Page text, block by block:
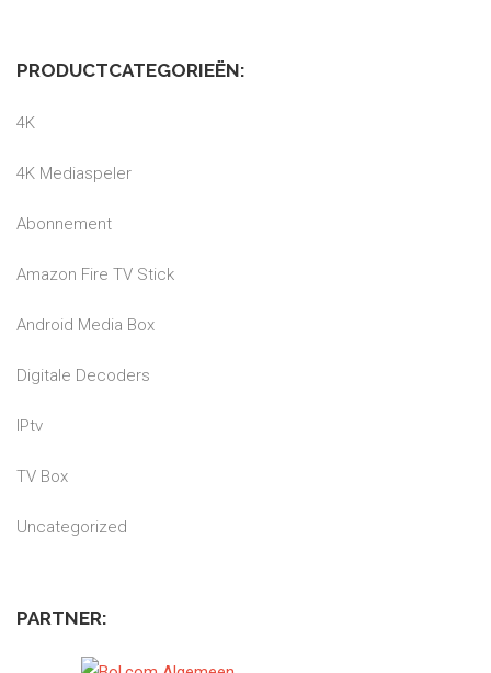
PRODUCTCATEGORIEËN:
4K
4K Mediaspeler
Abonnement
Amazon Fire TV Stick
Android Media Box
Digitale Decoders
IPtv
TV Box
Uncategorized
PARTNER: